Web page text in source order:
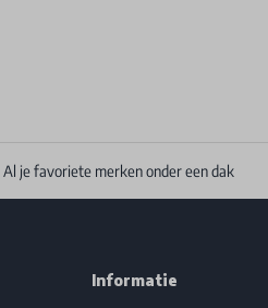
Al je favoriete merken onder een dak
Informatie